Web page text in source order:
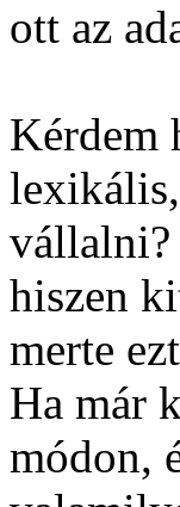
ott az
Kérdem
vállalni?
hiszen
merte
Ha már
módon,